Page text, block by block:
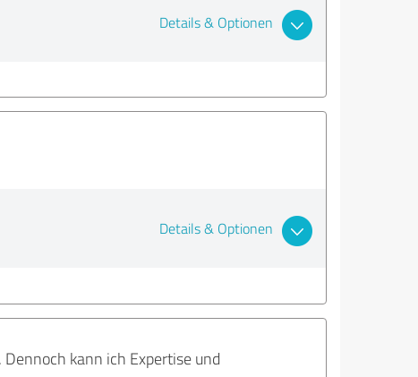
Details & Optionen
Details & Optionen
kann ich Expertise und